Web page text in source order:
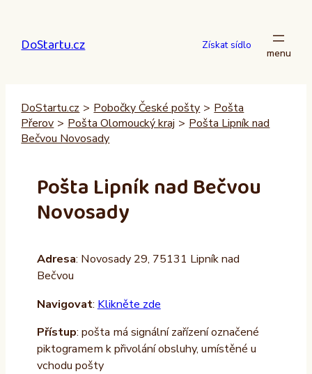
obsah
DoStartu.cz Získat sídlo
DoStartu.cz > Pobočky České pošty > Pošta
Přerov > Pošta Olomoucký kraj > Pošta Lipník nad
Bečvou Novosady
Pošta Lipník nad Bečvou
Novosady
Adresa: Novosady 29, 75131 Lipník nad
Bečvou
Navigovat: Klikněte zde
Přístup: pošta má signální zařízení označené
piktogramem k přivolání obsluhy, umístěné u
vchodu pošty